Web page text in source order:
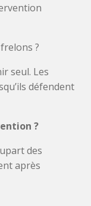
?
seul. Les
défendent
?
des
après